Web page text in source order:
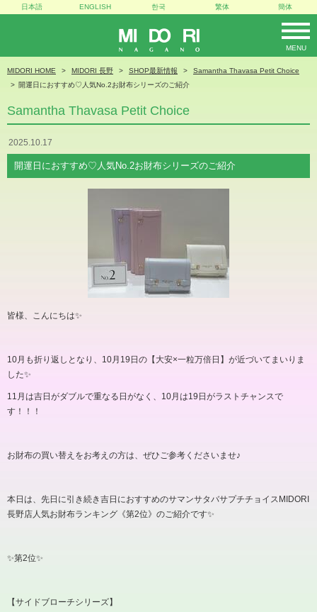
MIDORI
MENU
日本語 ENGLISH 한국 繁体 簡体
MIDORI HOME MIDORI 長野 SHOP最新情報
Samantha Thavasa Petit Choice
開運日におすすめ♡人気No.2お財布シリーズのご紹介
Samantha Thavasa Petit Choice
2025.10.17
開運日におすすめ♡人気No.2お財布シリーズのご紹介
皆様、こんにちは✨️
10月も折り返しとなり、 10月 19 日の【大安×一粒万倍日】が近づいてまいりま
した✨️
11 月は吉日がダブルで重なる日がなく、 10月は19 日がラストチャンスで
す！！！
お財布の買い替えをお考えの方は、ぜひご参考くださいませ♪
本日は、先日に引き続き吉日におすすめのサマンサタバサプチチョイス MIDORI
長野店人気お財布ランキング《第2位》のご紹介です✨️
✨️第2位✨️
【サイドブローチシリーズ】